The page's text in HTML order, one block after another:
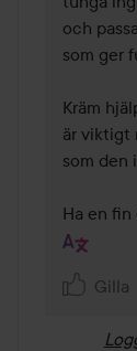
och
som ger
Kräm
är viktigt
som den
Ha en fin
Gilla